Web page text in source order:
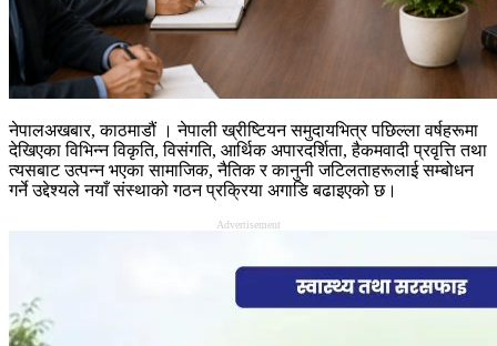
नेपालअखबार, काठमाडौं । नेपाली ख्रीष्टियन समुदायभित्र पछिल्ला वर्षहरूमा
देखिएका विभिन्न विकृति, विसंगति, आर्थिक अपारदर्शिता, हैकमवादी प्रवृत्ति तथा
त्यसबाट उत्पन्न भएका सामाजिक, नैतिक र कानुनी जटिलताहरूलाई सम्बोधन
गर्ने उद्देश्यले नयाँ संस्थाको गठन प्रक्रिया अगाडि बढाइएको छ।
Advertisement